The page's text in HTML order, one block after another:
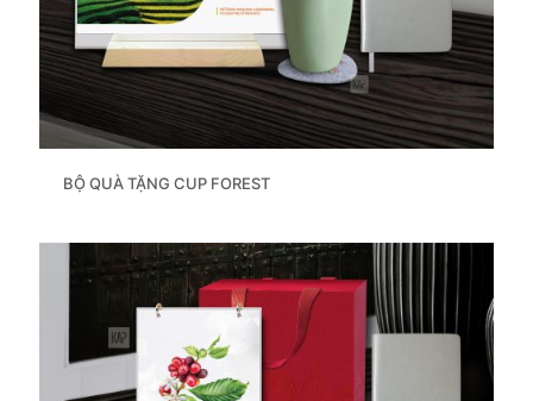
BỘ QUÀ TẶNG CUP FOREST